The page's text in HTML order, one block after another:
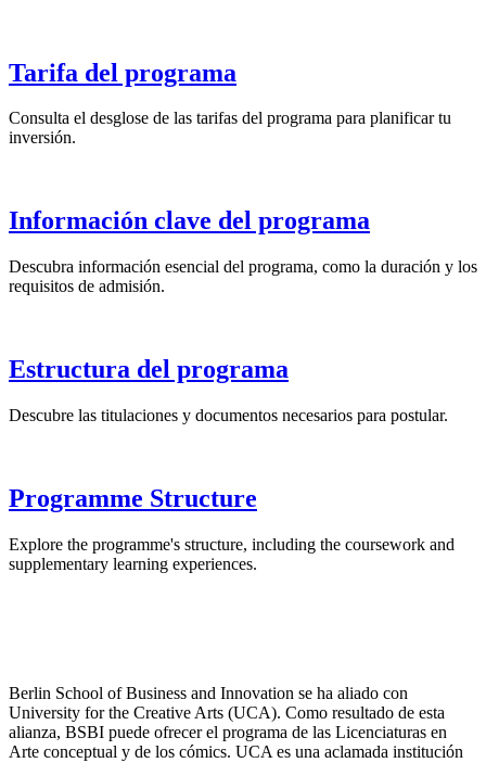
Tarifa del programa
Consulta el desglose de las tarifas del programa para planificar tu
inversión.
Información clave del programa
Descubra información esencial del programa, como la duración y los
requisitos de admisión.
Estructura del programa
Descubre las titulaciones y documentos necesarios para postular.
Programme Structure
Explore the programme's structure, including the coursework and
supplementary learning experiences.
Berlin School of Business and Innovation se ha aliado con
University for the Creative Arts (UCA). Como resultado de esta
alianza, BSBI puede ofrecer el programa de las Licenciaturas en
Arte conceptual y de los cómics. UCA es una aclamada institución